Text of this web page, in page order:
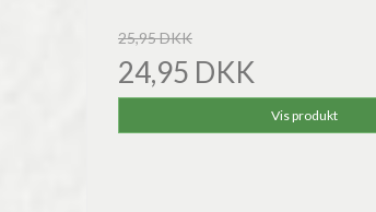
25,95 DKK
24,95 DKK
Vis produkt